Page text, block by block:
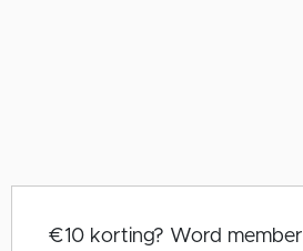
€10 korting? Word member